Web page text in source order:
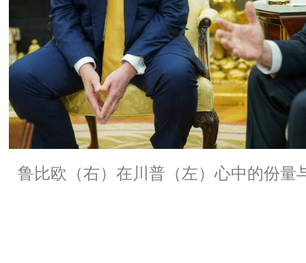
鲁比欧（右）在川普（左）心中的份量